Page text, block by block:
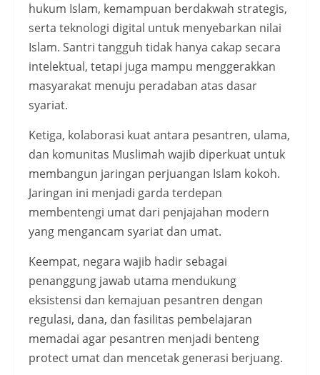
hukum Islam, kemampuan berdakwah strategis,
serta teknologi digital untuk menyebarkan nilai
Islam. Santri tangguh tidak hanya cakap secara
intelektual, tetapi juga mampu menggerakkan
masyarakat menuju peradaban atas dasar
syariat.
Ketiga, kolaborasi kuat antara pesantren, ulama,
dan komunitas Muslimah wajib diperkuat untuk
membangun jaringan perjuangan Islam kokoh.
Jaringan ini menjadi garda terdepan
membentengi umat dari penjajahan modern
yang mengancam syariat dan umat.
Keempat, negara wajib hadir sebagai
penanggung jawab utama mendukung
eksistensi dan kemajuan pesantren dengan
regulasi, dana, dan fasilitas pembelajaran
memadai agar pesantren menjadi benteng
protect umat dan mencetak generasi berjuang.